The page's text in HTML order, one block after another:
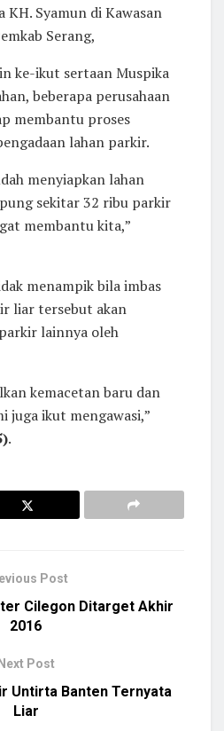
KH. Syamun di Kawasan
Serang,
ke-ikut sertaan Muspika
beberapa perusahaan
membantu proses
lahan parkir.
menyiapkan lahan
sekitar 32 ribu parkir
membantu kita,”
menampik bila imbas
liar tersebut akan
lainnya oleh
kemacetan baru dan
juga ikut mengawasi,”
.
Post
Cilegon Ditarget Akhir
2016
Next Post
Untirta Banten Ternyata
Liar